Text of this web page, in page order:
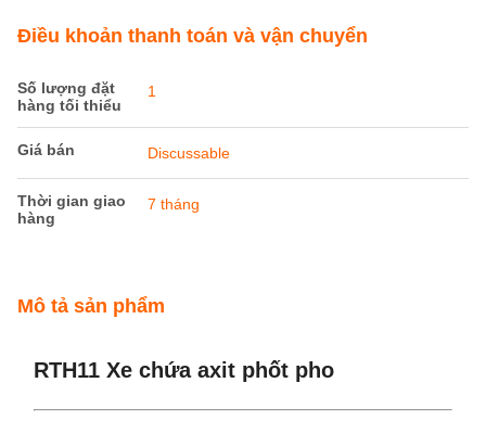
Điều khoản thanh toán và vận chuyển
Số lượng đặt
hàng tối thiểu
1
Giá bán Discussable
Thời gian giao
hàng
7 tháng
Mô tả sản phẩm
RTH11 Xe chứa axit phốt pho